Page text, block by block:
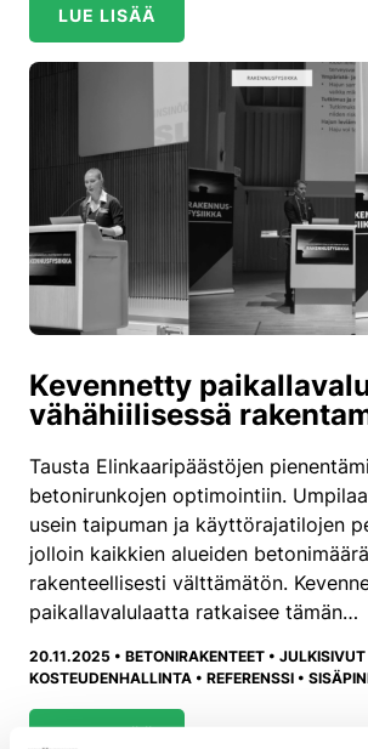
LUE LISÄÄ
Kevennetty
vähähiilisessä
Tausta Elinkaaripäästöjen
betonirunkojen optimointiin.
usein taipuman ja käyttörajatilojen
jolloin kaikkien alueiden
rakenteellisesti välttämätön.
paikallavalulaatta ratkaisee tämän…
20.11.2025 • BETONIRAKENTEET • JULKISIVUT
KOSTEUDENHALLINTA • REFERENSSI •